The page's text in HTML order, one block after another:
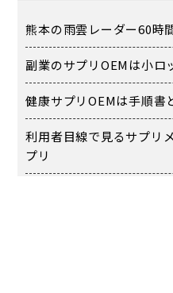
熊本の雨雲レーダー60時
副業のサプリOEMは小ロ
健康サプリOEMは手順書
利用者目線で見るサプリ
プリ